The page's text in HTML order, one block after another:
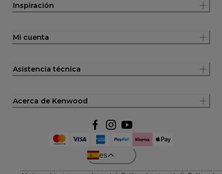
Inspiración
Mi cuenta
Asistencia técnica
Acerca de Kenwood
es